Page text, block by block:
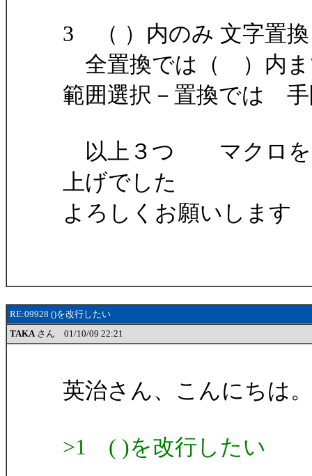
3 （ ）内のみ 文字置
全置換では（ ）内
範囲選択－置換では
以上３つ マクロを
上げでした
よろしくお願いします
RE:09928 ()を改行したい
TAKAさん 01/10/09 22:21
英治さん、こんにちは
>1 ( )を改行したい